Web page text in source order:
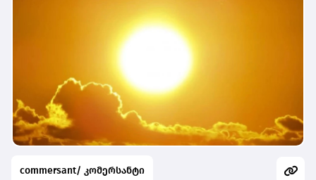
commersant/ კომერსანტი